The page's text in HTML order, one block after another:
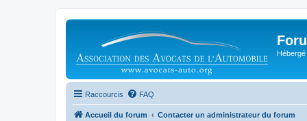
Raccourcis FAQ
Accueil du forum Contacter un administrateur du forum